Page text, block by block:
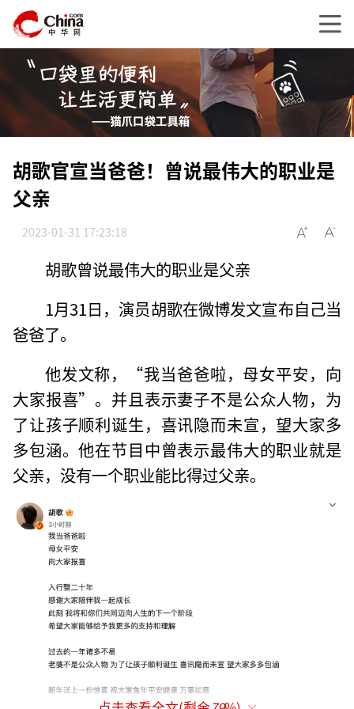
胡歌官宣当爸爸！曾说最伟大的职业是
父亲
2023-01-31 17:23:18
胡歌曾说最伟大的职业是父亲
1月31日，演员胡歌在微博发文宣布自己当
爸爸了。
他发文称，“我当爸爸啦，母女平安，向
大家报喜”。并且表示妻子不是公众人物，为
了让孩子顺利诞生，喜讯隐而未宣，望大家多
多包涵。他在节目中曾表示最伟大的职业就是
父亲，没有一个职业能比得过父亲。